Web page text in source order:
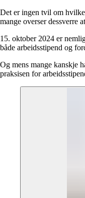
Det er ingen tvil om hvilke
mange overser dessverre
15. oktober 2024 er
både arbeidsstipend og
Og mens mange kanskje
praksisen for